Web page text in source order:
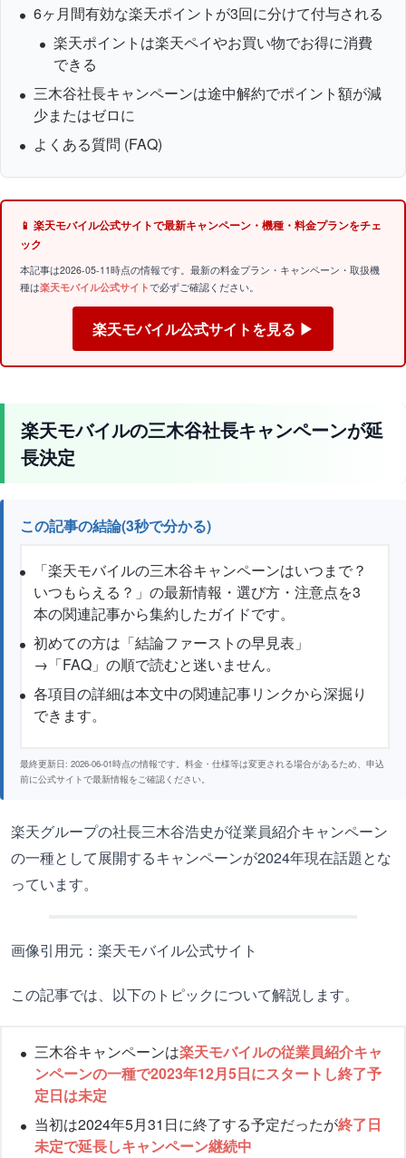
6ヶ月間有効な楽天ポイントが3回に分けて付与される
楽天ポイントは楽天ペイやお買い物でお得に消費
できる
三木谷社長キャンペーンは途中解約でポイント額が減
少またはゼロに
よくある質問 (FAQ)
📱 楽天モバイル公式サイトで最新キャンペーン・機種・料金プランをチェ
ック
本記事は2026-05-11時点の情報です。最新の料金プラン・キャンペーン・取扱機
種は楽天モバイル公式サイトで必ずご確認ください。
楽天モバイル公式サイトを見る ▶
楽天モバイルの三木谷社長キャンペーンが延
長決定
この記事の結論(3秒で分かる)
「楽天モバイルの三木谷キャンペーンはいつまで？
いつもらえる？」の最新情報・選び方・注意点を3
本の関連記事から集約したガイドです。
初めての方は「結論ファーストの早見表」
→「FAQ」の順で読むと迷いません。
各項目の詳細は本文中の関連記事リンクから深掘り
できます。
最終更新日: 2026-06-01時点の情報です。料金・仕様等は変更される場合があるため、申込
前に公式サイトで最新情報をご確認ください。
楽天グループの社長三木谷浩史が従業員紹介キャンペーン
の一種として展開するキャンペーンが2024年現在話題とな
っています。
画像引用元：楽天モバイル公式サイト
この記事では、以下のトピックについて解説します。
三木谷キャンペーンは楽天モバイルの従業員紹介キャ
ンペーンの一種で2023年12月5日にスタートし終了予
定日は未定
当初は2024年5月31日に終了する予定だったが終了日
未定で延長しキャンペーン継続中